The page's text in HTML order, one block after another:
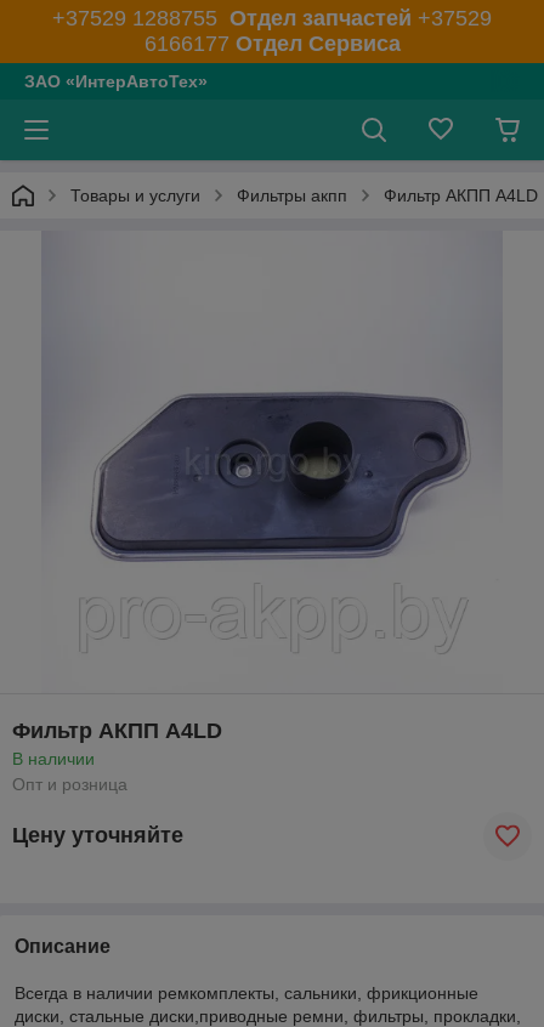
+37529 1288755 Отдел запчастей +37529
6166177 Отдел Сервиса
ЗАО «ИнтерАвтоТех»
Товары и услуги Фильтры акпп Фильтр АКПП A4LD
Фильтр АКПП A4LD
В наличии
Опт и розница
Цену уточняйте
Описание
Всегда в наличии ремкомплекты, сальники, фрикционные
диски, стальные диски,приводные ремни, фильтры, прокладки,